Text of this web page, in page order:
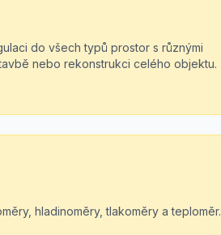
do všech typů prostor s různými
nebo rekonstrukci celého objektu.
hladinoměry, tlakoměry a teploměr.